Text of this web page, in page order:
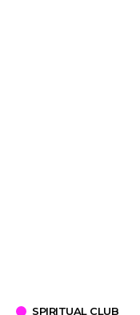
SPIRITUAL CLUB